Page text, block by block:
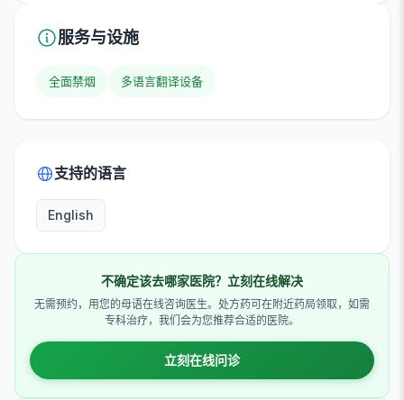
服务与设施
全面禁烟 多语言翻译设备
支持的语言
English
不确定该去哪家医院？立刻在线解决
无需预约，用您的母语在线咨询医生。处方药可在附近药局领取，如需
专科治疗，我们会为您推荐合适的医院。
立刻在线问诊